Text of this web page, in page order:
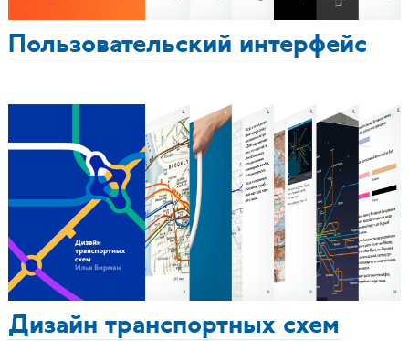
Пользовательский интерфейс
Дизайн транспортных схем